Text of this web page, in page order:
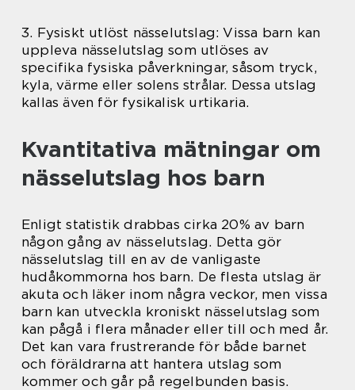
3. Fysiskt utlöst nässelutslag: Vissa barn kan
uppleva nässelutslag som utlöses av
specifika fysiska påverkningar, såsom tryck,
kyla, värme eller solens strålar. Dessa utslag
kallas även för fysikalisk urtikaria.
Kvantitativa mätningar om
nässelutslag hos barn
Enligt statistik drabbas cirka 20% av barn
någon gång av nässelutslag. Detta gör
nässelutslag till en av de vanligaste
hudåkommorna hos barn. De flesta utslag är
akuta och läker inom några veckor, men vissa
barn kan utveckla kroniskt nässelutslag som
kan pågå i flera månader eller till och med år.
Det kan vara frustrerande för både barnet
och föräldrarna att hantera utslag som
kommer och går på regelbunden basis.